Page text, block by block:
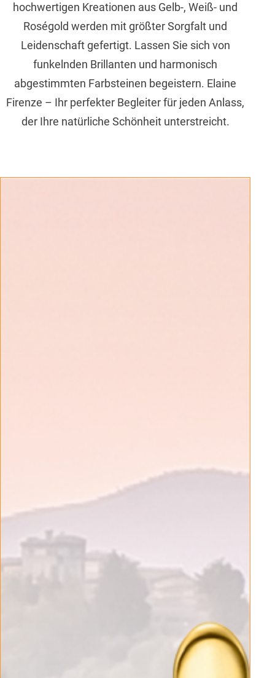
hochwertigen Kreationen aus Gelb-, Weiß- und
Roségold werden mit größter Sorgfalt und
Leidenschaft gefertigt. Lassen Sie sich von
funkelnden Brillanten und harmonisch
abgestimmten Farbsteinen begeistern. Elaine
Firenze – Ihr perfekter Begleiter für jeden Anlass,
der Ihre natürliche Schönheit unterstreicht.